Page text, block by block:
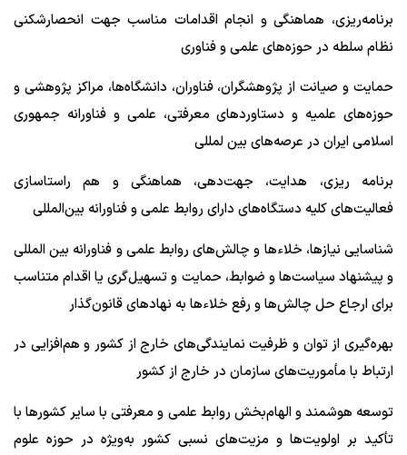
برنامه‌ریزی، هماهنگی و انجام اقدامات مناسب جهت انحصارشکنی
نظام سلطه در حوزه‌های علمی و فناوری
حمایت و صیانت از پژوهشگران، فناوران، دانشگاه‌ها، مراکز پژوهشی و
حوزه‌های علمیه و دستاوردهای معرفتی، علمی و فناورانه جمهوری
اسلامی ایران در عرصه‌های بین لمللی
برنامه ریزی، هدایت، جهت‌دهی، هماهنگی و هم راستاسازی
فعالیت‌های کلیه دستگاه‌های دارای روابط علمی و فناورانه بین‌المللی
شناسایی نیازها، خلاءها و چالش‌های روابط علمی و فناورانه بین المللی
و پیشنهاد سیاست‌ها و ضوابط، حمایت و تسهیل‌گری یا اقدام متناسب
برای ارجاع حل چالش‌ها و رفع خلاءها به نهادهای قانون‌گذار
بهره‌گیری از توان و ظرفیت نمایندگی‌های خارج از کشور و هم‌افزایی در
ارتباط با مأموریت‌های سازمان در خارج از کشور
توسعه هوشمند و الهام‌بخش روابط علمی و معرفتی با سایر کشورها با
تأکید بر اولویت‌ها و مزیت‌های نسبی کشور به‌ویژه در حوزه علوم